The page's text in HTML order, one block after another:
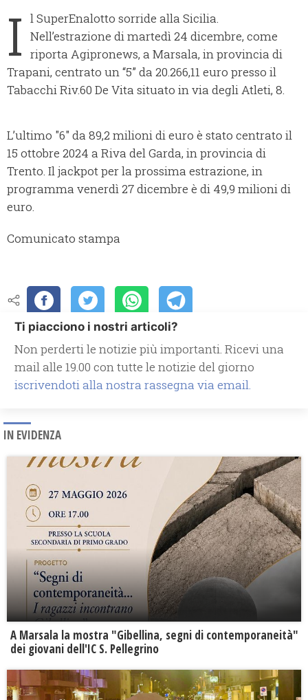
I l SuperEnalotto sorride alla Sicilia.
Nell’estrazione di martedì 24 dicembre, come
riporta Agipronews, a Marsala, in provincia di
Trapani, centrato un “5” da 20.266,11 euro presso il
Tabacchi Riv.60 De Vita situato in via degli Atleti, 8.
L’ultimo "6" da 89,2 milioni di euro è stato centrato il
15 ottobre 2024 a Riva del Garda, in provincia di
Trento. Il jackpot per la prossima estrazione, in
programma venerdì 27 dicembre è di 49,9 milioni di
euro.
Comunicato stampa
Ti piacciono i nostri articoli?
Non perderti le notizie più importanti. Ricevi una
mail alle 19.00 con tutte le notizie del giorno
iscrivendoti alla nostra rassegna via email.
IN EVIDENZA
A Marsala la mostra "Gibellina, segni di contemporaneità"
dei giovani dell'IC S. Pellegrino